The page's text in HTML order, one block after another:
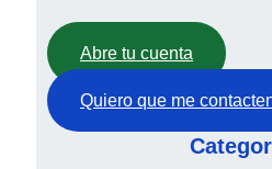
Abre tu cuenta
Quiero que me